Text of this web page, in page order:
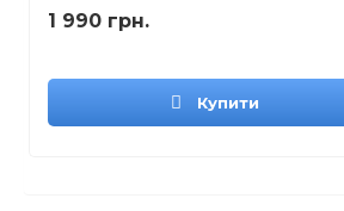
1 990 грн.
Купити